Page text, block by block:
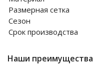
Размерная сетка
Сезон
Срок производства
Наши преимущества